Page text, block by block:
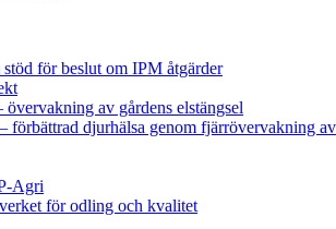
för beslut om IPM åtgärder
övervakning av gårdens elstängsel
förbättrad djurhälsa genom fjärrövervakning
Agri
för odling och kvalitet